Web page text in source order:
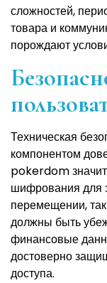
сложностей,
товара и
порождают
Техническая
компонентом
pokerdom
шифрования для
перемещении,
должны быть
финансовые
достоверно
доступа.